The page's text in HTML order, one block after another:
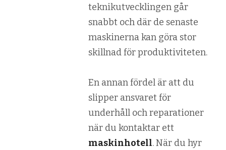
teknikutvecklingen går
snabbt och där de senaste
maskinerna kan göra stor
skillnad för produktiviteten.
En annan fördel är att du
slipper ansvaret för
underhåll och reparationer
när du kontaktar ett
maskinhotell. När du hyr